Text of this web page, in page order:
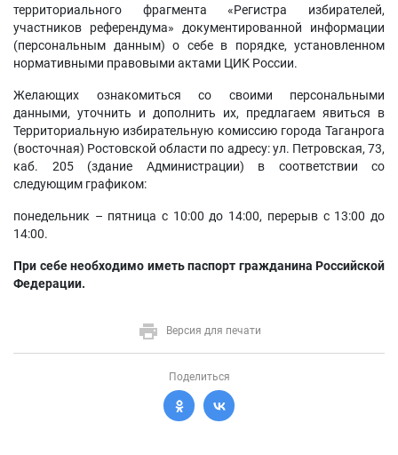
территориального фрагмента «Регистра избирателей,
участников референдума» документированной информации
(персональным данным) о себе в порядке, установленном
нормативными правовыми актами ЦИК России.
Желающих ознакомиться со своими персональными
данными, уточнить и дополнить их, предлагаем явиться в
Территориальную избирательную комиссию города Таганрога
(восточная) Ростовской области по адресу: ул. Петровская, 73,
каб. 205 (здание Администрации) в соответствии со
следующим графиком:
понедельник – пятница с 10:00 до 14:00, перерыв с 13:00 до
14:00.
При себе необходимо иметь паспорт гражданина Российской
Федерации.
Версия для печати
Поделиться